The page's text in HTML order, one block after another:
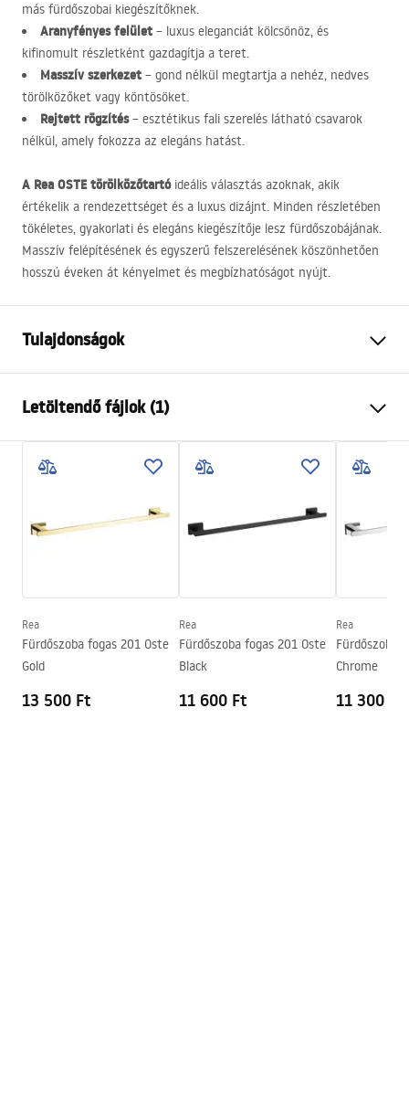
más fürdőszobai kiegészítőknek.
Aranyfényes felület – luxus eleganciát kölcsönöz, és
kifinomult részletként gazdagítja a teret.
Masszív szerkezet – gond nélkül megtartja a nehéz, nedves
törölközőket vagy köntösöket.
Rejtett rögzítés– esztétikus fali szerelés látható csavarok
nélkül, amely fokozza az elegáns hatást.
A Rea OSTEtörölközőtartóideális választás azoknak, akik
értékelik a rendezettséget és a luxus dizájnt. Minden részletében
tökéletes, gyakorlati és elegáns kiegészítője lesz fürdőszobájának.
Masszív felépítésének és egyszerű felszerelésének köszönhetően
hosszú éveken át kényelmet és megbízhatóságot nyújt.
Tulajdonságok
Anyag
Felszerelés
Csavarozható
Szélesség
85
Mélység
65mm
Letöltendő fájlok (1)
Garanciális feltételek
Rea
Fürdőszoba fogas 201 Oste
Gold
13 500 Ft
Rea
Fürdőszoba fogas 201 Oste
Black
11 600 Ft
Rea
Fürdőszoba
Chrome
11 300 Ft